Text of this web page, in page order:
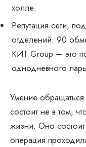
холле.
Репутация сети,
отделений. 90
КИТ Group — это
однодневного
Умение
состоит не в том,
жизни. Оно состоит
операция